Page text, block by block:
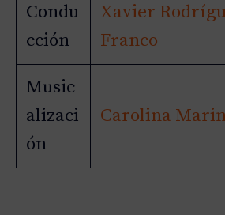
Condu
cción
Xavier
Franco
Music
alizaci
ón
Carolina